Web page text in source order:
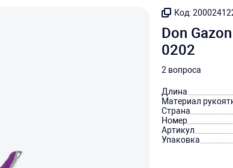
Код:
Don
0202
2 вопроса
Длина
Материал
Страна
Номер
Артикул
Упаковка